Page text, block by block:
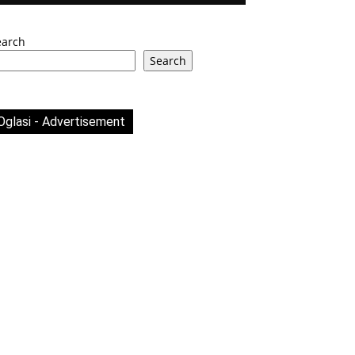
Search
- Advertisement